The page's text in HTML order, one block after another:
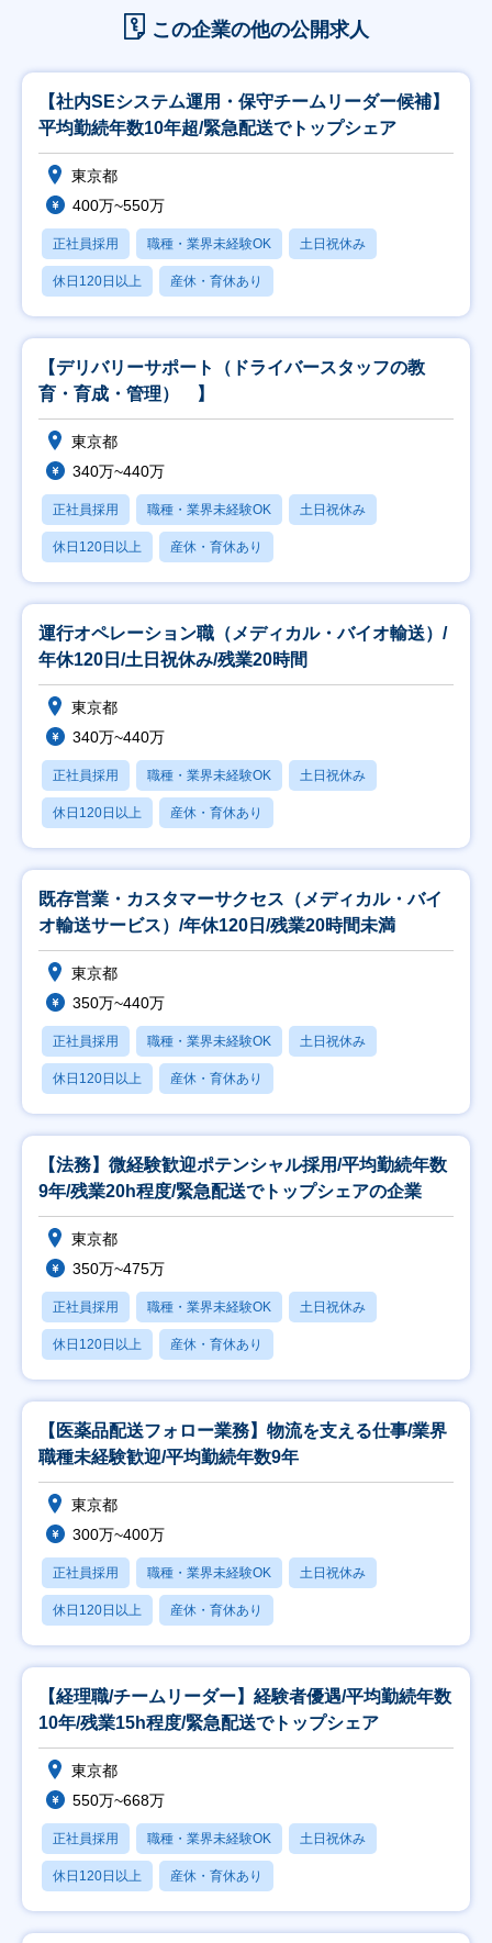
この企業の他の公開求人
【社内SEシステム運用・保守チームリーダー候補】
平均勤続年数10年超/緊急配送でトップシェア
東京都
400万~550万
正社員採用 職種・業界未経験OK 土日祝休み
休日120日以上 産休・育休あり
【デリバリーサポート（ドライバースタッフの教
育・育成・管理） 】
東京都
340万~440万
正社員採用 職種・業界未経験OK 土日祝休み
休日120日以上 産休・育休あり
運行オペレーション職（メディカル・バイオ輸送）/
年休120日/土日祝休み/残業20時間
東京都
340万~440万
正社員採用 職種・業界未経験OK 土日祝休み
休日120日以上 産休・育休あり
既存営業・カスタマーサクセス（メディカル・バイ
オ輸送サービス）/年休120日/残業20時間未満
東京都
350万~440万
正社員採用 職種・業界未経験OK 土日祝休み
休日120日以上 産休・育休あり
【法務】微経験歓迎ポテンシャル採用/平均勤続年数
9年/残業20h程度/緊急配送でトップシェアの企業
東京都
350万~475万
正社員採用 職種・業界未経験OK 土日祝休み
休日120日以上 産休・育休あり
【医薬品配送フォロー業務】物流を支える仕事/業界
職種未経験歓迎/平均勤続年数9年
東京都
300万~400万
正社員採用 職種・業界未経験OK 土日祝休み
休日120日以上 産休・育休あり
【経理職/チームリーダー】経験者優遇/平均勤続年数
10年/残業15h程度/緊急配送でトップシェア
東京都
550万~668万
正社員採用 職種・業界未経験OK 土日祝休み
休日120日以上 産休・育休あり